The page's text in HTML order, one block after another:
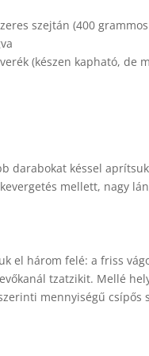
szejtán (400
(készen kapható,
darabokat késsel
mellett, nagy
el három felé: a friss
tzatzikit. Mellé
mennyiségű csípős